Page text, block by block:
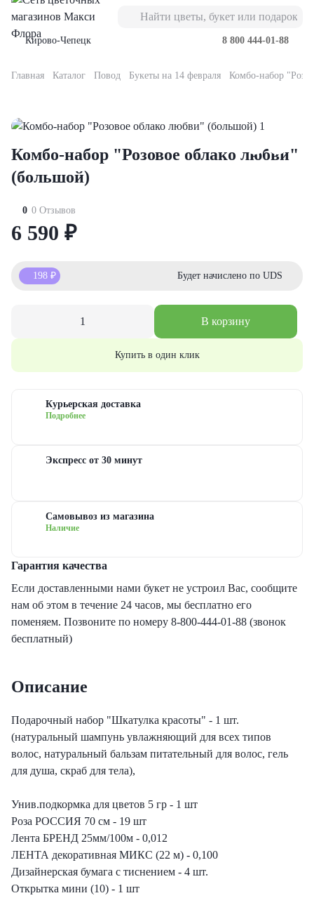
Кирово-Чепецк 8 800 444-01-88
из гвоздик
из лизиантусов
с альстромерией
с гипсофилами
с лилиями
с пионами
с герберами
с лизиантусами
с тюльпанами
к букету
наборы
мамы
флористика
рождения
Главная Каталог Повод Букеты на 14 февраля Комбо-набор
Комбо-набор "Розовое облако любви"
(большой)
0 0 Отзывов
6 590 ₽
Будет начислено по UDS
198 ₽
В корзину
Купить в один клик
Курьерская доставка
Подробнее
Экспресс от 30 минут
Самовывоз из магазина
Наличие
Гарантия качества
Если доставленными нами букет не устроил Вас, сообщите
нам об этом в течение 24 часов, мы бесплатно его
поменяем. Позвоните по номеру 8-800-444-01-88 (звонок
бесплатный)
Описание
Подарочный набор "Шкатулка красоты" - 1 шт.
(натуральный шампунь увлажняющий для всех типов
волос, натуральный бальзам питательный для волос, гель
для душа, скраб для тела),
Унив.подкормка для цветов 5 гр - 1 шт
Роза РОССИЯ 70 см - 19 шт
Лента БРЕНД 25мм/100м - 0,012
ЛЕНТА декоративная МИКС (22 м) - 0,100
Дизайнерская бумага с тиснением - 4 шт.
Открытка мини (10) - 1 шт